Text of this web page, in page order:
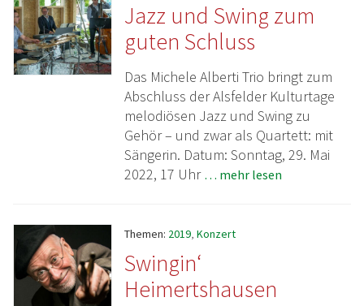
Jazz und Swing zum
guten Schluss
Das Michele Alberti Trio bringt zum
Abschluss der Alsfelder Kulturtage
melodiösen Jazz und Swing zu
Gehör – und zwar als Quartett: mit
Sängerin. Datum: Sonntag, 29. Mai
2022, 17 Uhr … mehr lesen
Themen: 2019,Konzert
Swingin‘
Heimertshausen